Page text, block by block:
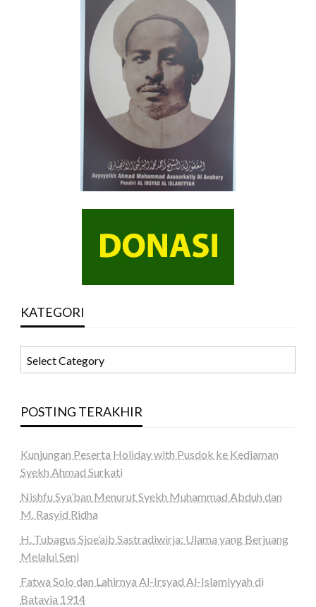
KATEGORI
POSTING TERAKHIR
Kunjungan Peserta Holiday with Pusdok ke Kediaman
Syekh Ahmad Surkati
Nishfu Sya’ban Menurut Syekh Muhammad Abduh dan
M. Rasyid Ridha
H. Tubagus Sjoe’aib Sastradiwirja: Ulama yang Berjuang
Melalui Seni
Fatwa Solo dan Lahirnya Al-Irsyad Al-Islamiyyah di
Batavia 1914